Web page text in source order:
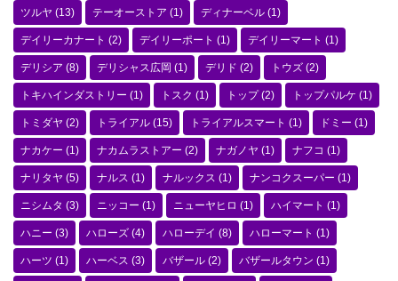
ツルヤ (13) テーオーストア (1) ディナーベル (1)
デイリーカナート (2) デイリーポート (1) デイリーマート (1)
デリシア (8) デリシャス広岡 (1) デリド (2) トウズ (2)
トキハインダストリー (1) トスク (1) トップ(2) トップパルケ (1)
トミダヤ (2) トライアル (15) トライアルスマート (1) ドミー (1)
ナカケー (1) ナカムラストアー (2) ナガノヤ (1) ナフコ (1)
ナリタヤ (5) ナルス (1) ナルックス (1) ナンコクスーパー (1)
ニシムタ (3) ニッコー (1) ニューヤヒロ (1) ハイマート (1)
ハニー (3) ハローズ (4) ハローデイ (8) ハローマート (1)
ハーツ (1) ハーベス (3) バザール (2) バザールタウン (1)